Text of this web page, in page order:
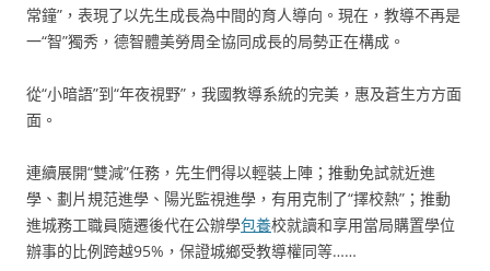
常鐘”，表現了以先生成長為中間的育人導向。現在，教導不再是
一“智”獨秀，德智體美勞周全協同成長的局勢正在構成。
從“小暗語”到“年夜視野”，我國教導系統的完美，惠及蒼生方方面
面。
連續展開“雙減”任務，先生們得以輕裝上陣；推動免試就近進
學、劃片規范進學、陽光監視進學，有用克制了“擇校熱”；推動
進城務工職員隨遷後代在公辦學包養校就讀和享用當局購置學位
辦事的比例跨越95%，保證城鄉受教導權同等……